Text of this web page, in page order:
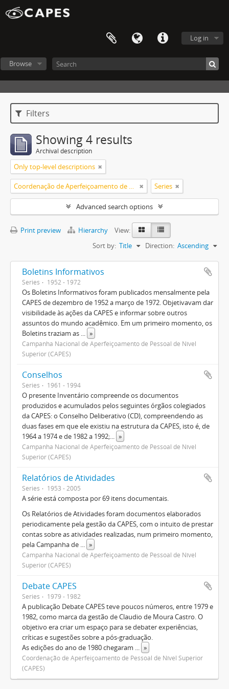
Log in
Browse
Filters
Showing 4 results
Archival description
Only top-level descriptions
Coordenação de Aperfeiçoamento de Pessoal de Nível Superior (CAPES) Series
Advanced search options
Print preview Hierarchy
View:
Sort by: Title Direction: Ascending
Boletins Informativos
Series 1952 - 1972
Os Boletins Informativos foram publicados mensalmente pela
CAPES de dezembro de 1952 a março de 1972. Objetivavam dar
visibilidade às ações da CAPES e informar sobre outros
assuntos do mundo acadêmico. Em um primeiro momento, os
Boletins traziam as ... »
Campanha Nacional de Aperfeiçoamento de Pessoal de Nível
Superior (CAPES)
Conselhos
Series 1961 - 1994
O presente Inventário compreende os documentos
produzidos e acumulados pelos seguintes órgãos colegiados
da CAPES: o Conselho Deliberativo (CD), compreendendo as
duas fases em que ele existiu na estrutura da CAPES, isto é, de
1964 a 1974 e de 1982 a 1992;... »
Campanha Nacional de Aperfeiçoamento de Pessoal de Nível
Superior (CAPES)
Relatórios de Atividades
Series 1953 - 2005
A série está composta por 69 itens documentais.
Os Relatórios de Atividades foram documentos elaborados
periodicamente pela gestão da CAPES, com o intuito de prestar
contas sobre as atividades realizadas, num primeiro momento,
pela Campanha de ... »
Campanha Nacional de Aperfeiçoamento de Pessoal de Nível
Superior (CAPES)
Debate CAPES
Series 1979 - 1982
A publicação Debate CAPES teve poucos números, entre 1979 e
1982, como marca da gestão de Claudio de Moura Castro. O
objetivo era criar um espaço para se debater experiências,
críticas e sugestões sobre a pós-graduação.
As edições do ano de 1980 chegaram ... »
Coordenação de Aperfeiçoamento de Pessoal de Nível Superior
(CAPES)